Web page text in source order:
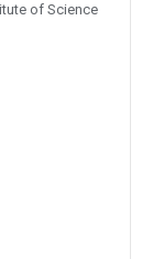
of Science